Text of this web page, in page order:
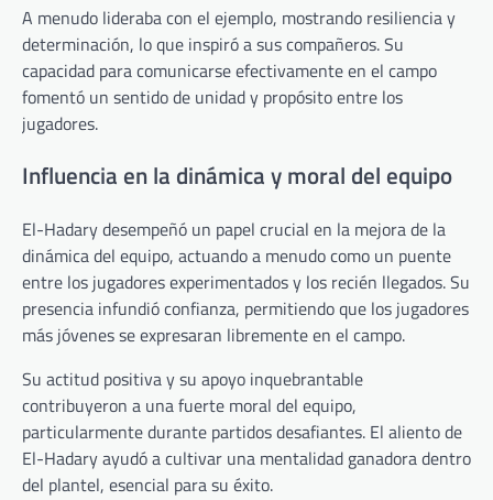
A menudo lideraba con el ejemplo, mostrando resiliencia y
determinación, lo que inspiró a sus compañeros. Su
capacidad para comunicarse efectivamente en el campo
fomentó un sentido de unidad y propósito entre los
jugadores.
Influencia en la dinámica y moral del equipo
El-Hadary desempeñó un papel crucial en la mejora de la
dinámica del equipo, actuando a menudo como un puente
entre los jugadores experimentados y los recién llegados. Su
presencia infundió confianza, permitiendo que los jugadores
más jóvenes se expresaran libremente en el campo.
Su actitud positiva y su apoyo inquebrantable
contribuyeron a una fuerte moral del equipo,
particularmente durante partidos desafiantes. El aliento de
El-Hadary ayudó a cultivar una mentalidad ganadora dentro
del plantel, esencial para su éxito.